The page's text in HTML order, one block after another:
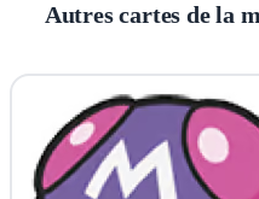
Autres cartes de la